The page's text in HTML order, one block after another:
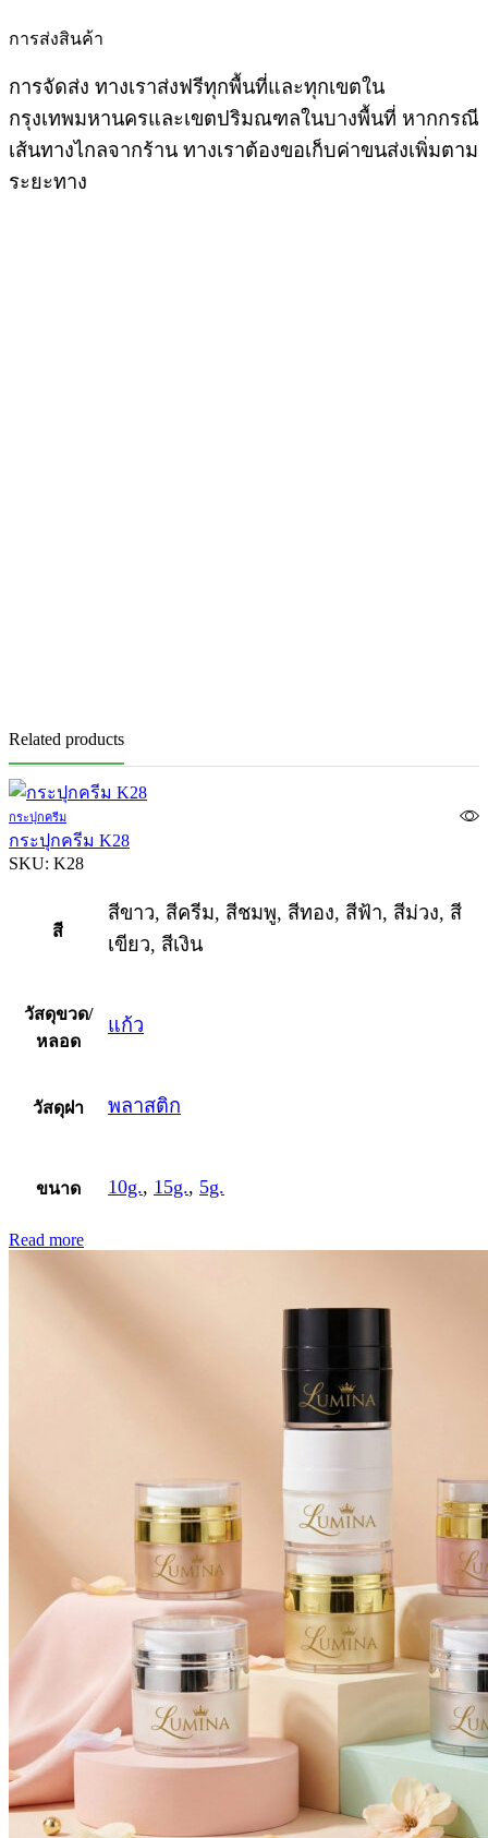
การส่งสินค้า
การจัดส่ง ทางเราส่งฟรีทุกพื้นที่และทุกเขตใน
กรุงเทพมหานครและเขตปริมณฑลในบางพื้นที่ หากกรณี
เส้นทางไกลจากร้าน ทางเราต้องขอเก็บค่าขนส่งเพิ่มตาม
ระยะทาง
Related products
กระปุกครีม
กระปุกครีม K28
SKU: K28
สี
สีขาว, สีครีม, สีชมพู, สีทอง, สีฟ้า, สีม่วง, สี
เขียว, สีเงิน
วัสดุขวด/
หลอด
แก้ว
วัสดุฝา พลาสติก
ขนาด 10g., 15g., 5g.
Read more